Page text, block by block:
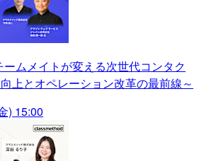
ームメイトが変える次世代コンタク
上とオペレーション改革の最前線～
) 15:00